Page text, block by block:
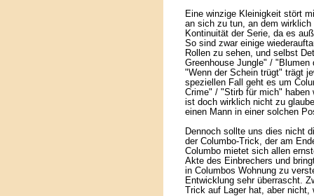
Eine winzige Kleinigkeit stört
an sich zu tun, an dem
Kontinuität der Serie, da es
So sind zwar einige
Rollen zu sehen, und selbst
Greenhouse Jungle" /
"Wenn der Schein trügt" trägt
speziellen Fall geht es um
Crime" / "Stirb für mich" haben
ist doch wirklich nicht zu
einen Mann in einer solchen
Dennoch sollte uns dies nicht
der Columbo-Trick, der am
Columbo mietet sich allen
Akte des Einbrechers und
in Columbos Wohnung zu
Entwicklung sehr überrascht.
Trick auf Lager hat, aber nicht,